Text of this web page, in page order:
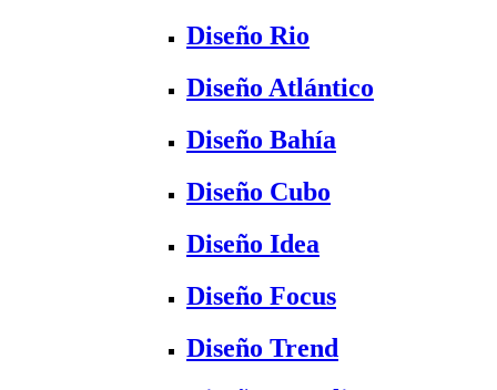
Diseño Rio
Diseño Atlántico
Diseño Bahía
Diseño Cubo
Diseño Idea
Diseño Focus
Diseño Trend